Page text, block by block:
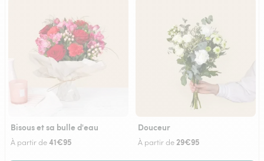
Bisous et sa bulle d'eau
À partir de41€95
Douceur
À partir de29€95